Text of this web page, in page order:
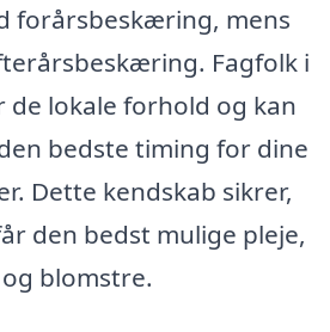
forårsbeskæring, mens
Fagfolk i
lokale forhold og kan
bedste timing for dine
Dette kendskab sikrer,
den bedst mulige pleje,
blomstre.